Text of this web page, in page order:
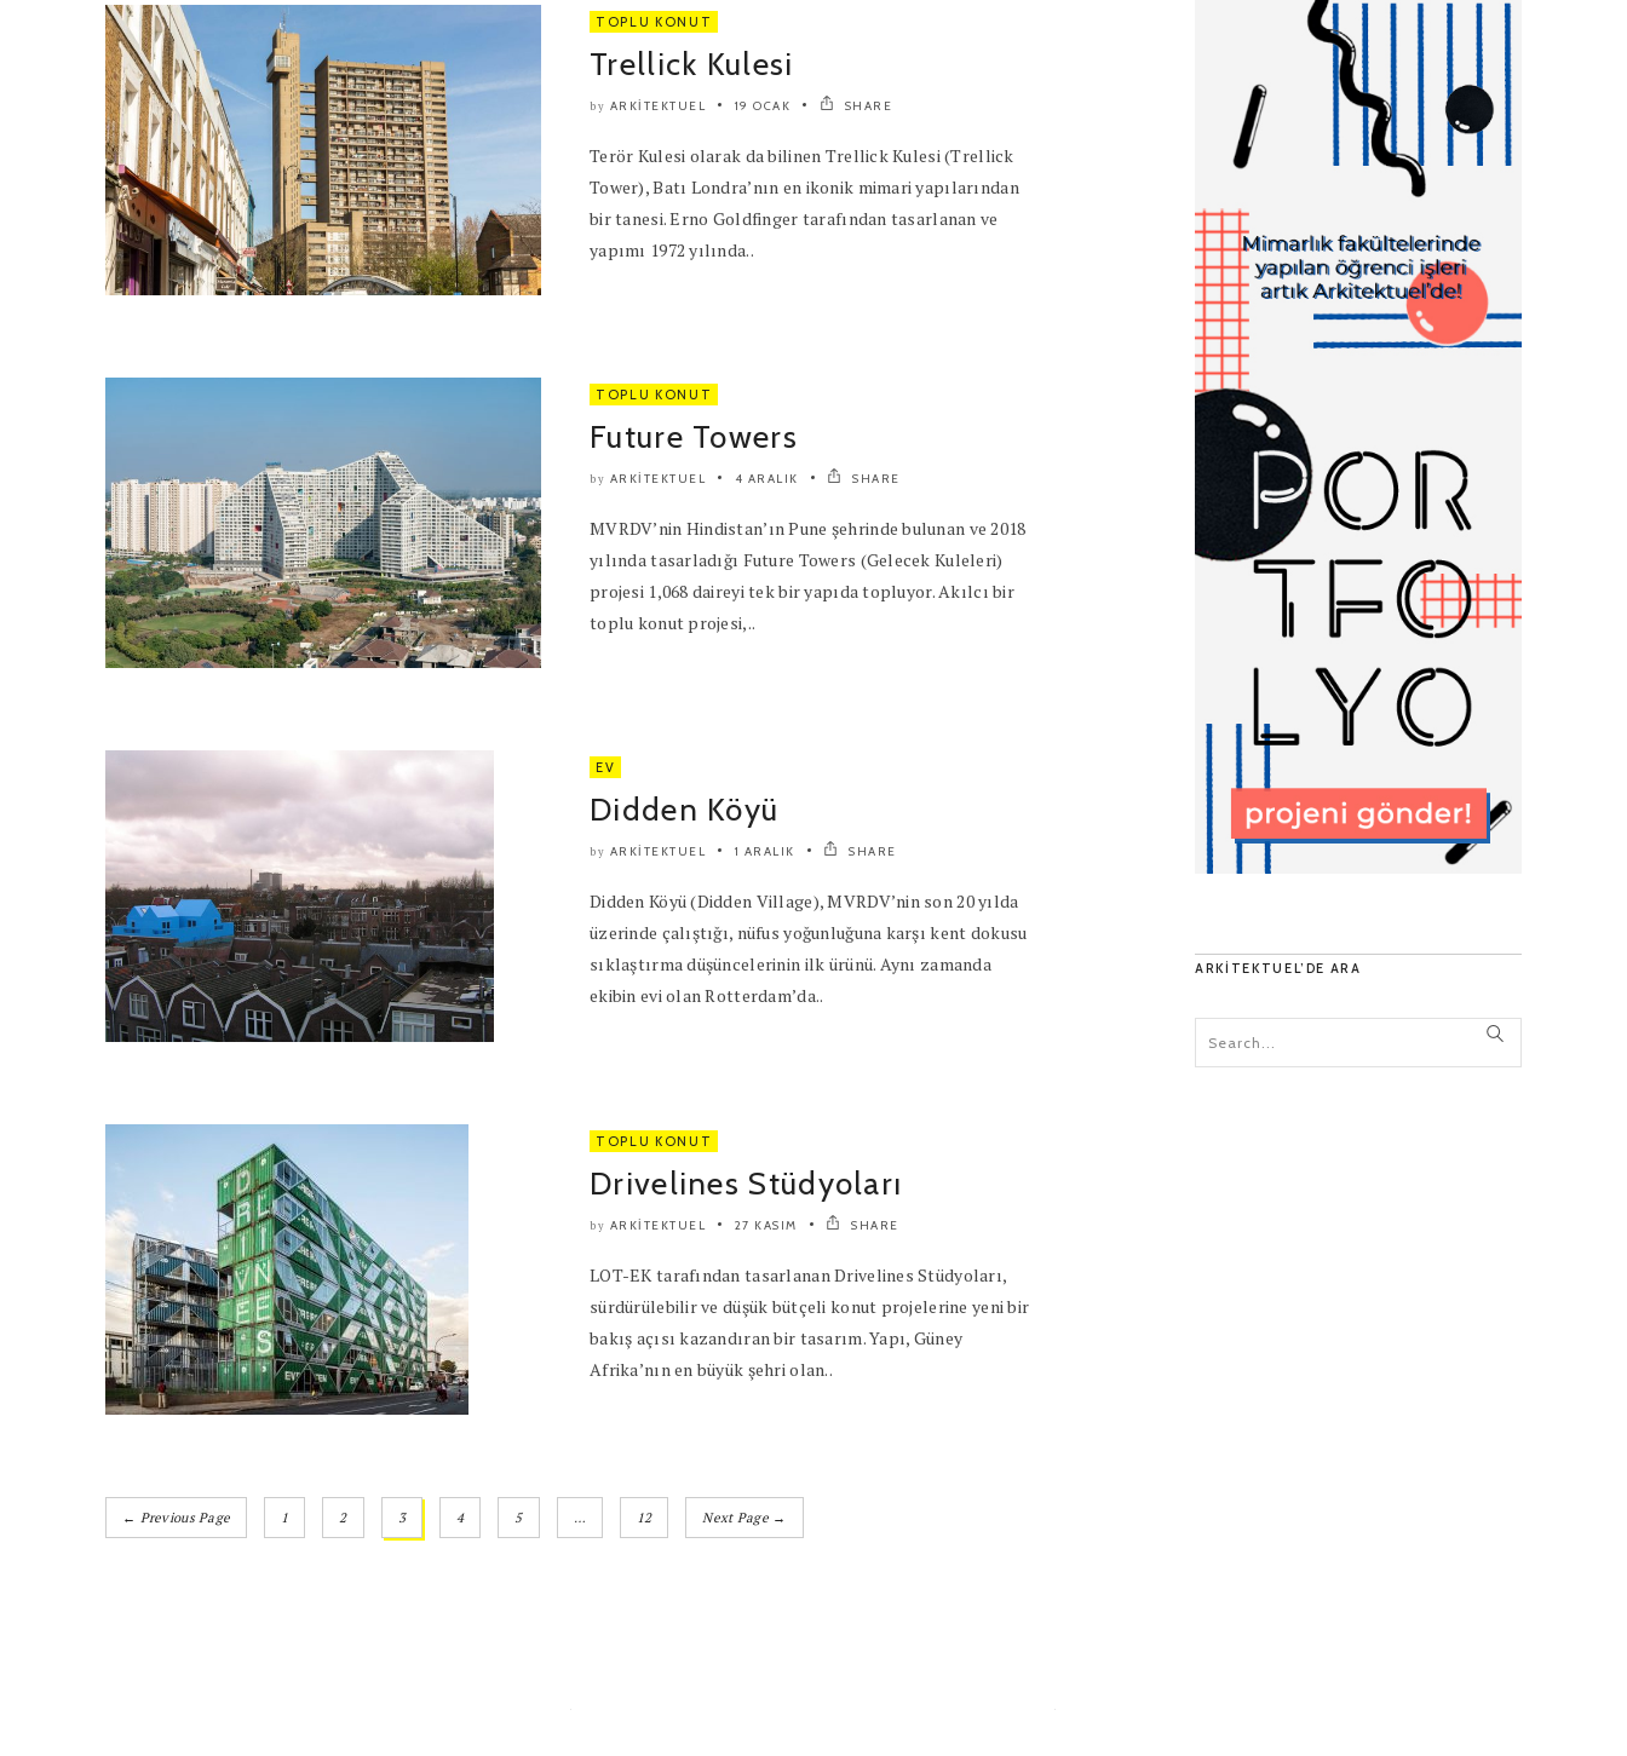
TOPLU KONUT
Trellick Kulesi
by ARKITEKTUEL 19 OCAK SHARE
Terör Kulesi olarak da bilinen Trellick Kulesi (Trellick
Tower), Batı Londra’nın en ikonik mimari yapılarından
bir tanesi. Erno Goldfinger tarafından tasarlanan ve
yapımı 1972 yılında..
TOPLU KONUT
Future Towers
by ARKITEKTUEL 4 ARALIK SHARE
MVRDV’nin Hindistan’ın Pune şehrinde bulunan ve 2018
yılında tasarladığı Future Towers (Gelecek Kuleleri)
projesi 1,068 daireyi tek bir yapıda topluyor. Akılcı bir
toplu konut projesi,..
EV
Didden Köyü
by ARKITEKTUEL 1 ARALIK SHARE
Didden Köyü (Didden Village), MVRDV’nin son 20 yılda
üzerinde çalıştığı, nüfus yoğunluğuna karşı kent dokusu
sıklaştırma düşüncelerinin ilk ürünü. Aynı zamanda
ekibin evi olan Rotterdam’da..
TOPLU KONUT
Drivelines Stüdyoları
by ARKITEKTUEL 27 KASIM SHARE
LOT-EK tarafından tasarlanan Drivelines Stüdyoları,
sürdürülebilir ve düşük bütçeli konut projelerine yeni bir
bakış açısı kazandıran bir tasarım. Yapı, Güney
Afrika’nın en büyük şehri olan..
← Previous Page 1 2 3 4 5 … 12 Next Page →
ARKITEKTUEL’DE ARA